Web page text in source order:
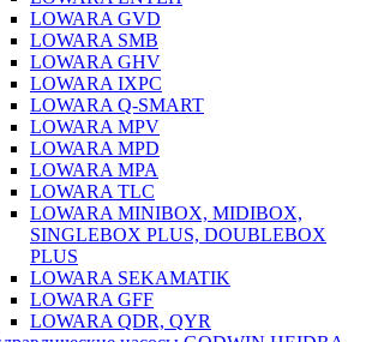
LOWARA GVD
LOWARA SMB
LOWARA GHV
LOWARA IXPС
LOWARA Q-SMART
LOWARA MPV
LOWARA MPD
LOWARA MPA
LOWARA TLC
LOWARA MINIBOX, MIDIBOX,
SINGLEBOX PLUS, DOUBLEBOX
PLUS
LOWARA SEKAMATIK
LOWARA GFF
LOWARA QDR, QYR